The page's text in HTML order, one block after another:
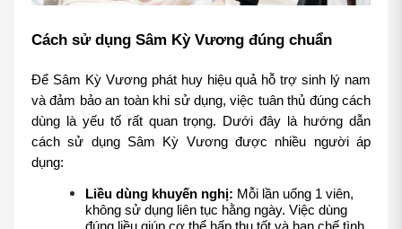
Cách sử dụng Sâm Kỳ Vương đúng chuẩn
Để Sâm Kỳ Vương phát huy hiệu quả hỗ trợ sinh lý nam
và đảm bảo an toàn khi sử dụng, việc tuân thủ đúng cách
dùng là yếu tố rất quan trọng. Dưới đây là hướng dẫn
cách sử dụng Sâm Kỳ Vương được nhiều người áp
dụng:
Liều dùng khuyến nghị: Mỗi lần uống 1 viên,
không sử dụng liên tục hằng ngày. Việc dùng